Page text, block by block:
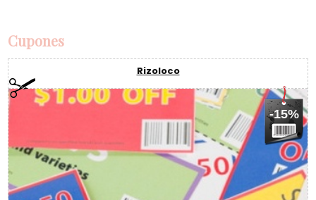
Cupones
Rizoloco
-15%